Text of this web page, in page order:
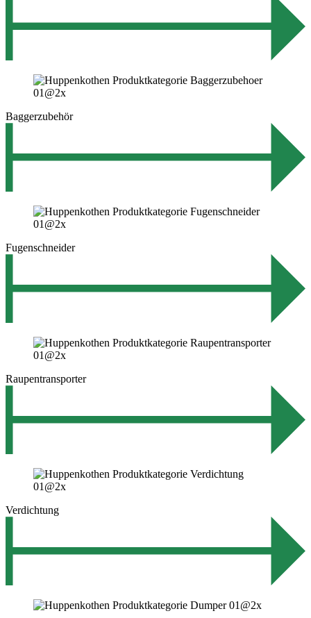
Baggerzubehör
Fugenschneider
Raupentransporter
Verdichtung